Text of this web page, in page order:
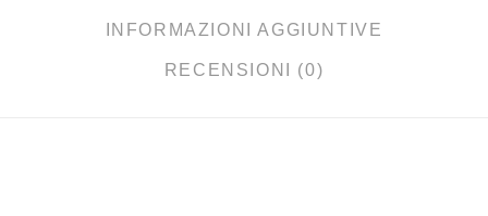
INFORMAZIONI AGGIUNTIVE
RECENSIONI (0)